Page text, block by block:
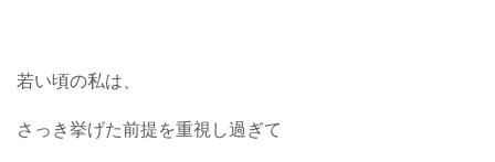
若い頃の私は、
さっき挙げた前提を重視し過ぎて